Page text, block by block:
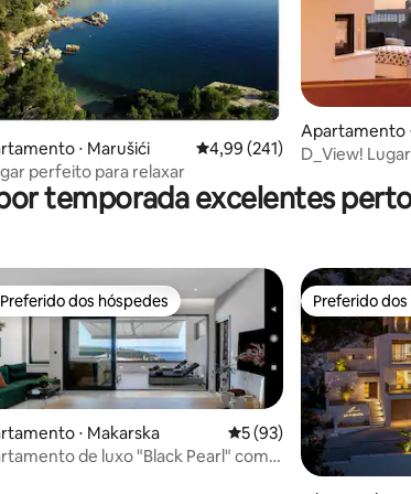
média de 5, 122 avaliações
⋅ Marušići 4,99 de uma avaliação
4,99 (241)
perfeito para relaxar
Apartamento
D_View!
temporada excelentes
os melhores preferidos dos hóspedes
Preferido dos hóspedes
⋅ Makarska 5 de uma avaliação
5 (93)
de luxo "Black Pearl" com
Preferido
Preferido